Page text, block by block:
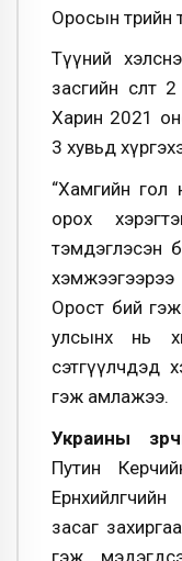
Оросын төрийн
Түүний
засгийн өсөлт
Харин 2021
3 хувьд
“Хамгийн гол
орох
тэмдэглэсэн
Орост бий
улсынх нь
сэтгүүлчдэд
гэж амлажээ.
Украины
Путин
засаг
гэж